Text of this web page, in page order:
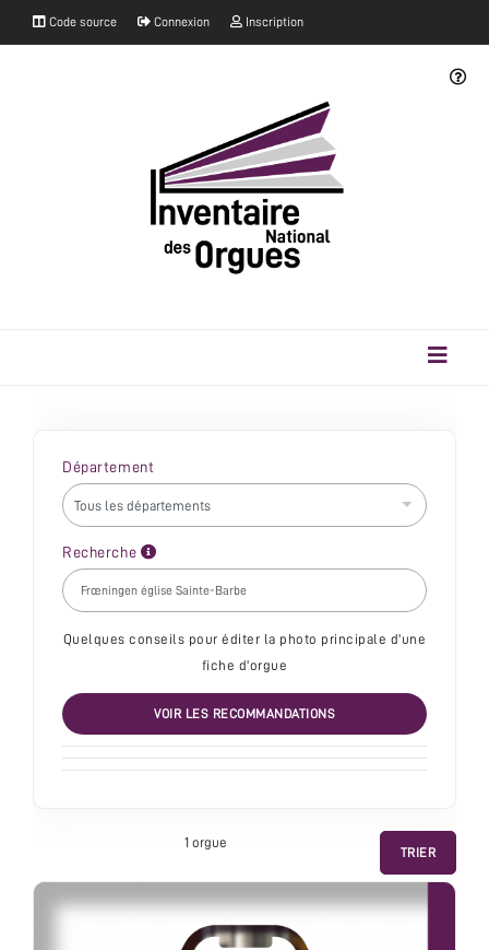
Code source Connexion Inscription
Département
Recherche
Quelques conseils pour éditer la photo principale d'une
fiche d'orgue
VOIR LES RECOMMANDATIONS
TRIER
1 orgue